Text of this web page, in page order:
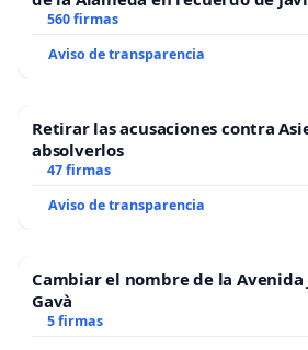
“Mazinger”
560 firmas
Aviso de transparencia
Retirar las acusaciones contra
absolverlos
47 firmas
Aviso de transparencia
Cambiar el nombre de la Avenida
Gavà
5 firmas